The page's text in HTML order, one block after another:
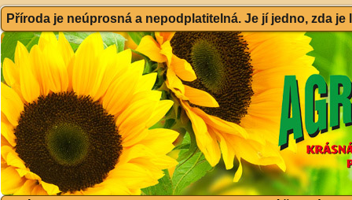
Příroda je neúprosná a nepodplatitelná. Je jí jedno, zda